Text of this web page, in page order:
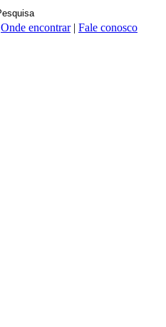
Onde encontrar| Fale conosco